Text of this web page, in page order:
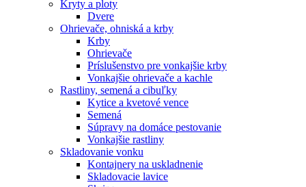
Kryty a ploty
Dvere
Ohrievače, ohniská a krby
Krby
Ohrievače
Príslušenstvo pre vonkajšie krby
Vonkajšie ohrievače a kachle
Rastliny, semená a cibuľky
Kytice a kvetové vence
Semená
Súpravy na domáce pestovanie
Vonkajšie rastliny
Skladovanie vonku
Kontajnery na uskladnenie
Skladovacie lavice